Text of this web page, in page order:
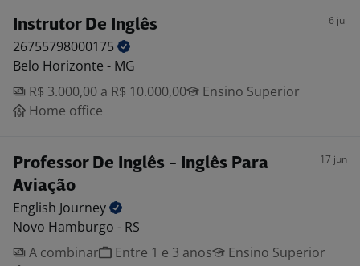
Instrutor De Inglês 6 jul
26755798000175
Belo Horizonte - MG
R$ 3.000,00 a R$ 10.000,00
Ensino Superior
Home office
Professor De Inglês - Inglês Para
Aviação
17 jun
English Journey
Novo Hamburgo - RS
A combinar
Entre 1 e 3 anos
Ensino Superior